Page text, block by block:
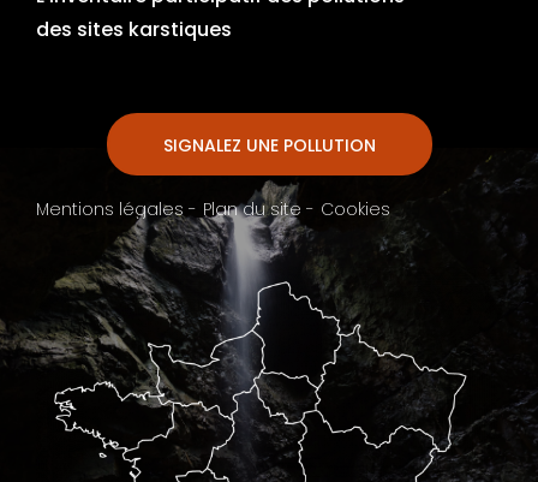
des sites karstiques
SIGNALEZ UNE POLLUTION
Mentions légales - Plan du site - Cookies